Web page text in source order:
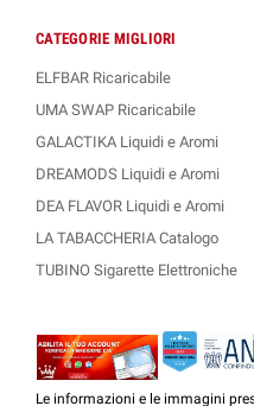
CATEGORIE MIGLIORI
ELFBAR Ricaricabile
UMA SWAP Ricaricabile
GALACTIKA Liquidi e Aromi
DREAMODS Liquidi e Aromi
DEA FLAVOR Liquidi e Aromi
LA TABACCHERIA Catalogo
TUBINO Sigarette Elettroniche
Le informazioni e le immagini